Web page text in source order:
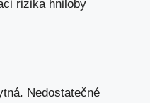
rizika hniloby
Nedostatečné